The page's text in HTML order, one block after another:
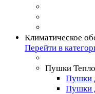
Климатическое
Перейти в
Пушки
Пушки
Пушки